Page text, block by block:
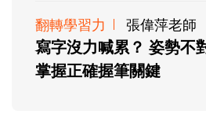
翻轉學習力 張偉萍老師
寫字沒力喊累？ 姿勢不
掌握正確握筆關鍵